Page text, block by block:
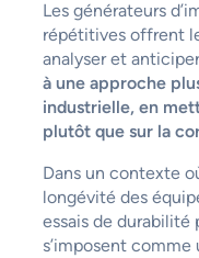
Les générateurs
répétitives offrent
analyser et
à une approche
industrielle, en
plutôt que sur la
Dans un contexte
longévité des
essais de durabilité
s’imposent